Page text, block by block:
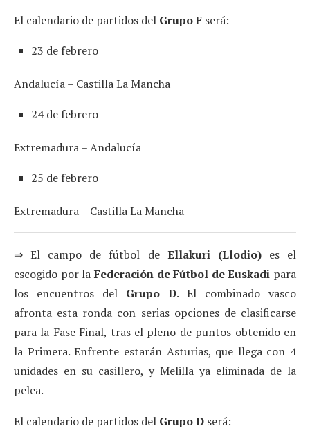
El calendario de partidos del Grupo F será:
23 de febrero
Andalucía – Castilla La Mancha
24 de febrero
Extremadura – Andalucía
25 de febrero
Extremadura – Castilla La Mancha
⇒ El campo de fútbol de Ellakuri (Llodio)es el
escogido por la Federación de Fútbol de Euskadi para
los encuentros del Grupo D. El combinado vasco
afronta esta ronda con serias opciones de clasificarse
para la Fase Final, tras el pleno de puntos obtenido en
la Primera. Enfrente estarán Asturias, que llega con 4
unidades en su casillero, y Melilla ya eliminada de la
pelea.
El calendario de partidos del Grupo D será: